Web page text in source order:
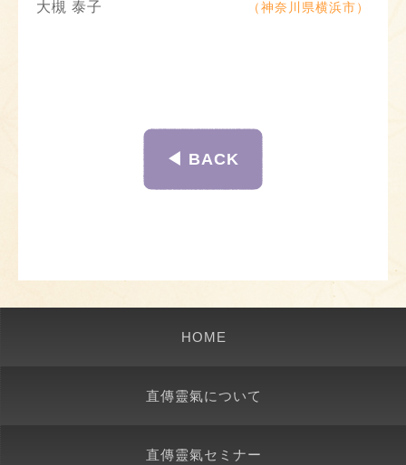
大槻 泰子 （神奈川県横浜市）
◀︎ BACK
HOME
直傳靈氣について
直傳靈氣セミナー